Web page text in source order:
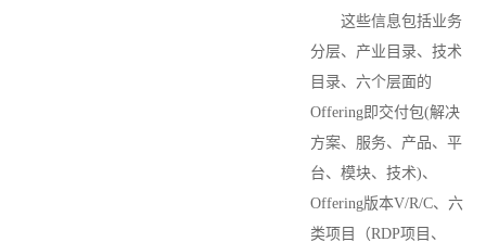
这些信息包括业务
分层、产业目录、技术
目录、六个层面的
Offering即交付包(解决
方案、服务、产品、平
台、模块、技术)、
Offering版本V/R/C、六
类项目（RDP项目、